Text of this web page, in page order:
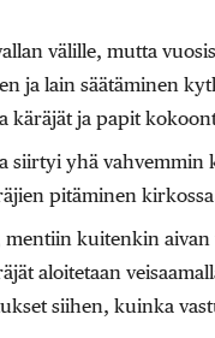
välille, mutta
ja lain säätäminen
käräjät ja papit
siirtyi yhä vahvemmin
pitäminen
kuitenkin aivan
aloitetaan
siihen, kuinka